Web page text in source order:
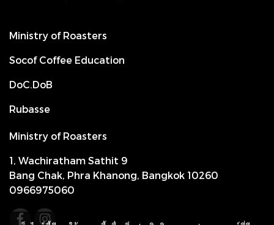
Ministry of Roasters
Socof Coffee Education
DoC.DoB
Rubasse
Ministry of Roasters
1, Wachiratham Sathit 9
Bang Chak, Phra Khanong, Bangkok 10260
0966975060